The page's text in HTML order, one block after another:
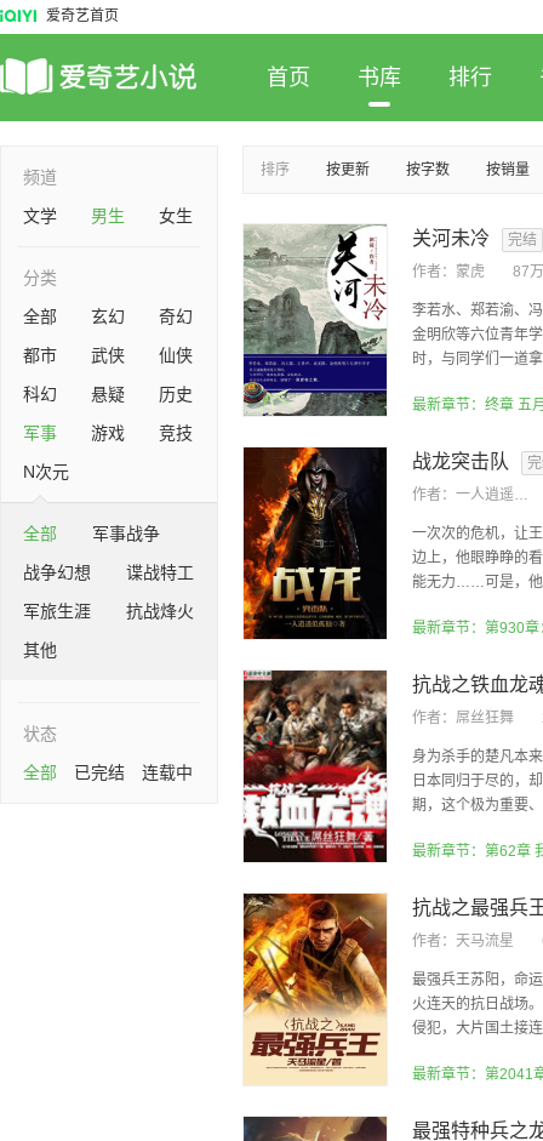
爱奇艺首页
首页 书库 排行
频道
文学
男生 女生
分类
全部
玄幻
奇幻
都市
武侠
仙侠
科幻
悬疑
历史
军事
游戏
竞技
N次元
全部
军事战争
战争幻想
谍战特工
军旅生涯
抗战烽火
其他
状态
全部
已完结 连载中
排序 按更新 按字数 按销量
关河未冷
完结
作者： 蒙虎 87
李若水、郑若渝、
金明欣等六位青年
时，与同学们一道
最新章节：终章 五
战龙突击队
作者：
一人逍遥似孤独
一次次的危机，让
边上，他眼睁睁的
能无力……可是，他
最新章节：第930
抗战之铁血龙
作者： 屌丝狂舞
身为杀手的楚凡本
日本同归于尽的，
期，这个极为重要
最新章节：第62章
抗战之最强兵
作者： 天马流星
最强兵王苏阳，命
火连天的抗日战场
侵犯，大片国土接
最新章节：第2041
最强特种兵之